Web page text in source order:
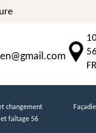
changement
faîtage 56